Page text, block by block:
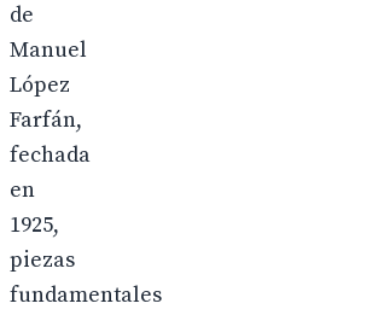
de
Manuel
López
Farfán,
fechada
en
1925,
piezas
fundamentales